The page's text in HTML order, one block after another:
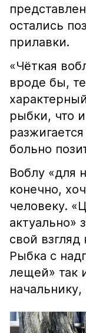
остались
прилавки.
«Чёткая
вроде бы,
рыбки, что
больно
Воблу «для
конечно,
человеку.
актуально»
свой
Рыбка с
лещей» так